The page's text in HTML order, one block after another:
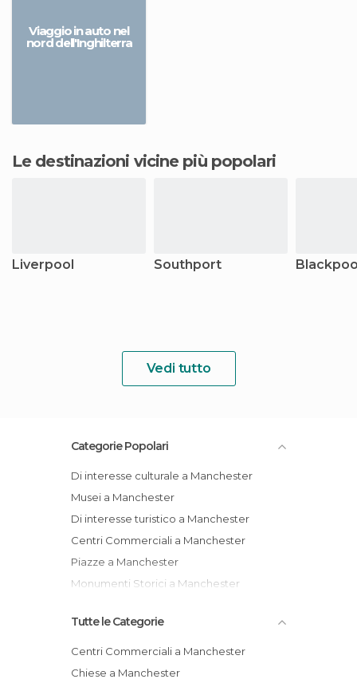
Viaggio in auto nel
nord dell'Inghilterra
Le destinazioni vicine più popolari
Liverpool Southport
Vedi tutto
Categorie Popolari
Di interesse culturale a Manchester
Musei a Manchester
Di interesse turistico a Manchester
Centri Commerciali a Manchester
Piazze a Manchester
Monumenti Storici a Manchester
Tutte le Categorie
Centri Commerciali a Manchester
Chiese a Manchester